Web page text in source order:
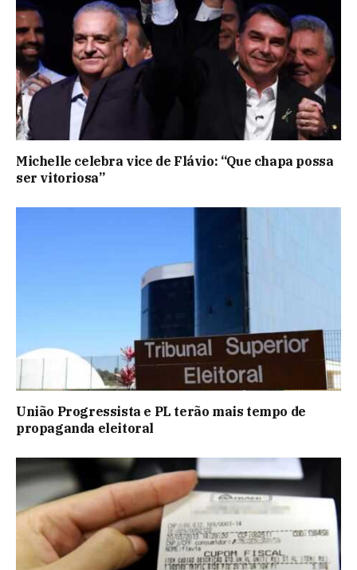
Michelle celebra vice de Flávio: “Que chapa possa
ser vitoriosa”
União Progressista e PL terão mais tempo de
propaganda eleitoral